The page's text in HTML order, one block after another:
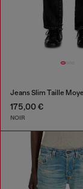
175,00 €
NOIR